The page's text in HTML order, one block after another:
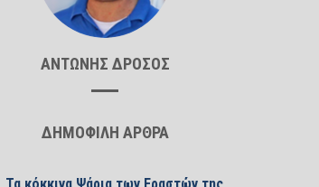
ΑΝΤΩΝΗΣ ΔΡΟΣΟΣ
ΔΗΜΟΦΙΛΗ ΑΡΘΡΑ